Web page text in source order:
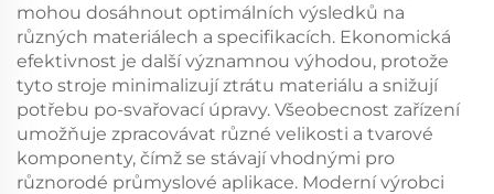
mohou dosáhnout optimálních výsledků na
různých materiálech a specifikacích. Ekonomická
efektivnost je další významnou výhodou, protože
tyto stroje minimalizují ztrátu materiálu a snižují
potřebu po-svařovací úpravy. Všeobecnost zařízení
umožňuje zpracovávat různé velikosti a tvarové
komponenty, čímž se stávají vhodnými pro
různorodé průmyslové aplikace. Moderní výrobci